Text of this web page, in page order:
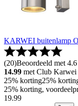
KARWEI buitenlamp
(20)Beoordeeld met
14.99 met Club Karwei
25% korting25%
25% korting,
19.99